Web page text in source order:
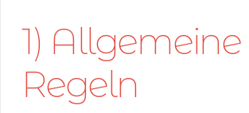
1) Allgemeine
Regeln